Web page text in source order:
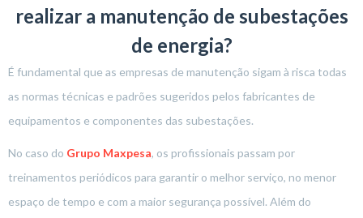
realizar a manutenção de subestações
de energia?
É fundamental que as empresas de manutenção sigam à risca todas
as normas técnicas e padrões sugeridos pelos fabricantes de
equipamentos e componentes das subestações.
No caso do Grupo Maxpesa, os profissionais passam por
treinamentos periódicos para garantir o melhor serviço, no menor
espaço de tempo e com a maior segurança possível. Além do